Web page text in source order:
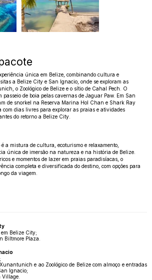
única em Belize, combinando cultura e
a Belize City e San Ignacio, onde se exploram as
o Zoológico de Belize e o sítio de Cahal Pech. O
de boia pelas cavernas de Jaguar Paw. Em San
de snorkel na Reserva Marina Hol Chan e Shark Ray
dias livres para explorar as praias e atividades
do retorno a Belize City.
a mistura de cultura, ecoturismo e relaxamento,
única de imersão na natureza e na história de Belize.
e momentos de lazer em praias paradisíacas, o
completa e diversificada do destino, com opções para
da viagem.
Belize City;
Biltmore Plaza.
e ao Zoológico de Belize com almoço e entradas
Ignacio;
Village.